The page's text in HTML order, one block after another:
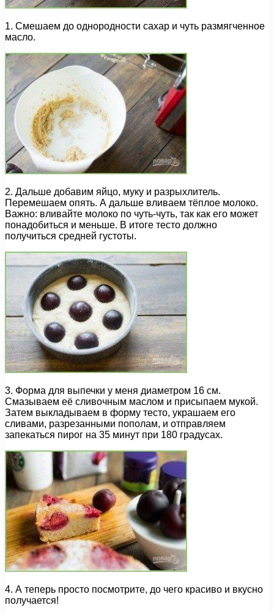
1. Смешаем до однородности сахар и чуть размягченное
масло.
2. Дальше добавим яйцо, муку и разрыхлитель.
Перемешаем опять. А дальше вливаем тёплое молоко.
Важно: вливайте молоко по чуть-чуть, так как его может
понадобиться и меньше. В итоге тесто должно
получиться средней густоты.
3. Форма для выпечки у меня диаметром 16 см.
Смазываем её сливочным маслом и присыпаем мукой.
Затем выкладываем в форму тесто, украшаем его
сливами, разрезанными пополам, и отправляем
запекаться пирог на 35 минут при 180 градусах.
4. А теперь просто посмотрите, до чего красиво и вкусно
получается!